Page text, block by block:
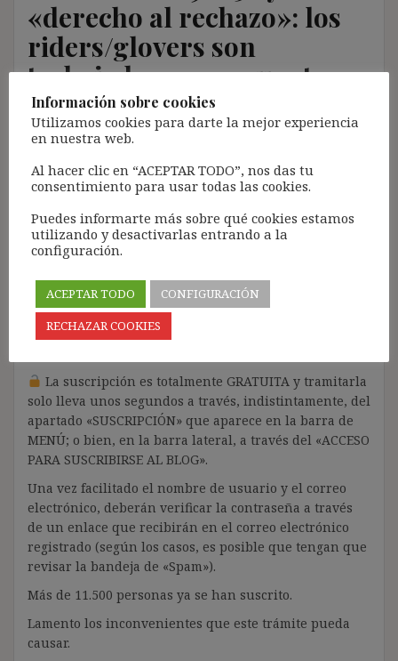
«derecho al rechazo»: los
riders/glovers son
trabajadores por cuenta
ajena
11 noviembre, 2019
Nota:
forma totalmente GRATUITA.
La proliferación de empresas que utilizan la
lucro y que se apropian del contenido de terceros sin
ningún respeto por los derechos de autor, me ha
llevado a restringir el contenido del blog únicamente
La suscripción es totalmente GRATUITA y tramitarla
solo lleva unos segundos a través, indistintamente, del
apartado «SUSCRIPCIÓN» que aparece en la barra de
MENÚ; o bien, en la barra lateral, a través del «ACCESO
PARA SUSCRIBIRSE AL BLOG».
Una vez facilitado el nombre de usuario y el correo
electrónico, deberán verificar la contraseña a través
de un enlace que recibirán en el correo electrónico
registrado (según los casos, es posible que tengan que
revisar la bandeja de «Spam»).
Más de 11.500 personas ya se han suscrito.
Lamento los inconvenientes que este trámite pueda
causar.
Información sobre cookies
Utilizamos cookies para darte la mejor experiencia
en nuestra web.
Al hacer clic en “ACEPTAR TODO”, nos das tu
consentimiento para usar todas las cookies.
Puedes informarte más sobre qué cookies estamos
utilizando y desactivarlas entrando a la
configuración.
ACEPTAR TODO
CONFIGURACIÓN
RECHAZAR COOKIES